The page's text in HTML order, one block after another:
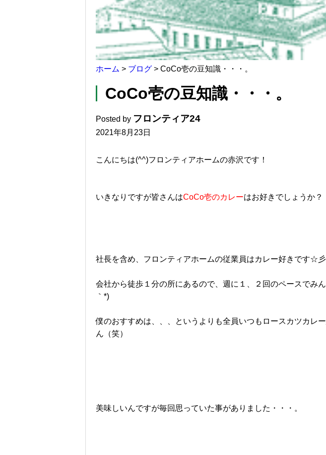
ホーム > ブログ > CoCo壱の豆知識・・・。
CoCo壱の豆知識・・・。
Posted by フロンティア24
2021年8月23日
こんにちは(^^)フロンティアホームの赤沢です！
いきなりですが皆さんはCoCo壱のカレーはお好きでしょうか？
社長を含め、フロンティアホームの従業員はカレー好きです☆彡
会社から徒歩１分の所にあるので、週に１、２回のペースでみ
｀*)
僕のおすすめは、、、というよりも全員いつもロースカツカレ
ん（笑）
美味しいんですが毎回思っていた事がありました・・・。